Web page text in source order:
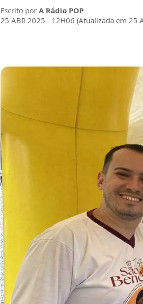
Escrito por A Rádio POP
25 ABR 2025 - 12H06 (Atualizada em 25